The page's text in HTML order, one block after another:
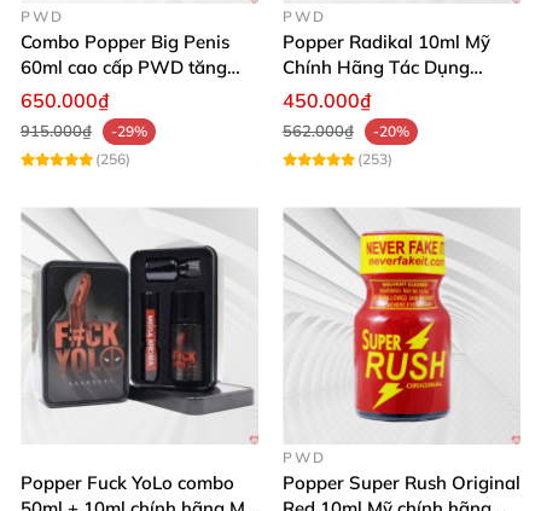
PWD
Combo Popper Big Penis
60ml cao cấp PWD tăng
khoái cảm Top Bot
650.000₫
915.000₫
-29%
(256)
PWD
Popper Radikal 10ml Mỹ
Chính Hãng Tác Dụng
Mạnh Dịu Êm
450.000₫
562.000₫
-20%
(253)
Popper Fuck YoLo combo
PWD
Popper Super Rush Original